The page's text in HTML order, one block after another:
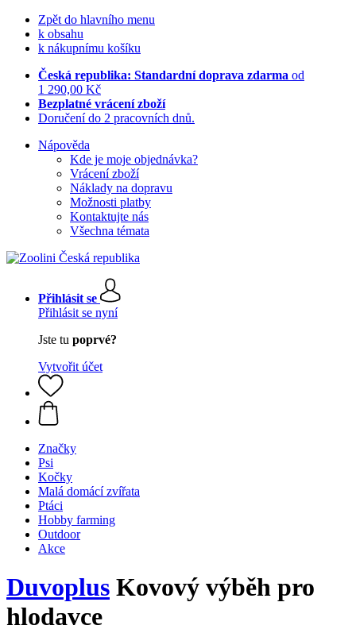
Zpět do hlavního menu
k obsahu
k nákupnímu košíku
Česká republika: Standardní doprava zdarma od
1 290,00 Kč
Bezplatné vrácení zboží
Doručení do 2 pracovních dnů.
Nápověda
Kde je moje objednávka?
Vrácení zboží
Náklady na dopravu
Možnosti platby
Kontaktujte nás
Všechna témata
Přihlásit se
Přihlásit se nyní
Jste tu poprvé?
Vytvořit účet
Značky
Psi
Kočky
Malá domácí zvířata
Ptáci
Hobby farming
Outdoor
Akce
Duvoplus Kovový výběh pro
hlodavce